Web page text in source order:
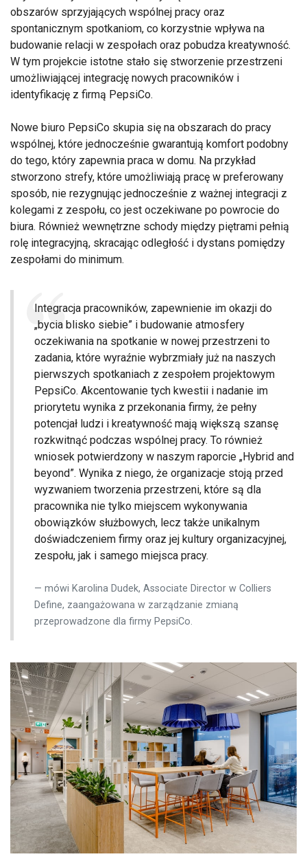
obszarów sprzyjających wspólnej pracy oraz
spontanicznym spotkaniom, co korzystnie wpływa na
budowanie relacji w zespołach oraz pobudza kreatywność.
W tym projekcie istotne stało się stworzenie przestrzeni
umożliwiającej integrację nowych pracowników i
identyfikację z firmą PepsiCo.
Nowe biuro PepsiCo skupia się na obszarach do pracy
wspólnej, które jednocześnie gwarantują komfort podobny
do tego, który zapewnia praca w domu. Na przykład
stworzono strefy, które umożliwiają pracę w preferowany
sposób, nie rezygnując jednocześnie z ważnej integracji z
kolegami z zespołu, co jest oczekiwane po powrocie do
biura. Również wewnętrzne schody między piętrami pełnią
rolę integracyjną, skracając odległość i dystans pomiędzy
zespołami do minimum.
Integracja pracowników, zapewnienie im okazji do
„bycia blisko siebie” i budowanie atmosfery
oczekiwania na spotkanie w nowej przestrzeni to
zadania, które wyraźnie wybrzmiały już na naszych
pierwszych spotkaniach z zespołem projektowym
PepsiCo. Akcentowanie tych kwestii i nadanie im
priorytetu wynika z przekonania firmy, że pełny
potencjał ludzi i kreatywność mają większą szansę
rozkwitnąć podczas wspólnej pracy. To również
wniosek potwierdzony w naszym raporcie „Hybrid and
beyond”. Wynika z niego, że organizacje stoją przed
wyzwaniem tworzenia przestrzeni, które są dla
pracownika nie tylko miejscem wykonywania
obowiązków służbowych, lecz także unikalnym
doświadczeniem firmy oraz jej kultury organizacyjnej,
zespołu, jak i samego miejsca pracy.
mówi Karolina Dudek, Associate Director w Colliers
Define, zaangażowana w zarządzanie zmianą
przeprowadzone dla firmy PepsiCo.